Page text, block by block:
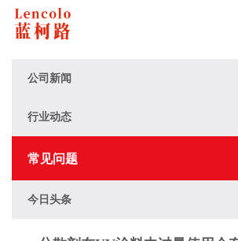
公司新闻
行业动态
常见问题
今日头条